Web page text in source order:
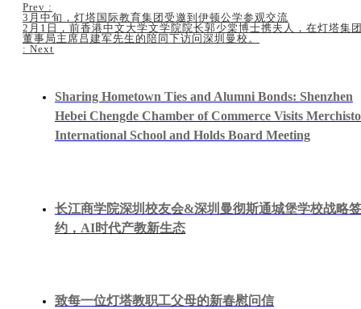
Prev :
3月中旬，灯塔国际教育集团受邀到伊顿公学参观交流
2月1日，前香港中文大学文学院院长郭少棠博士携夫人，在灯塔集
董事局主席吕建军先生的陪同下访问深圳曼校。
: Next
Sharing Hometown Ties and Alumni Bonds: Shenzhen
Hebei Chengde Chamber of Commerce Visits
International School and Holds Board Meeting
长江商学院深圳校友会&深圳曼彻斯通城堡学校战略签
约，AI时代产教新生态
致每一位灯塔教职工父母的新春慰问信